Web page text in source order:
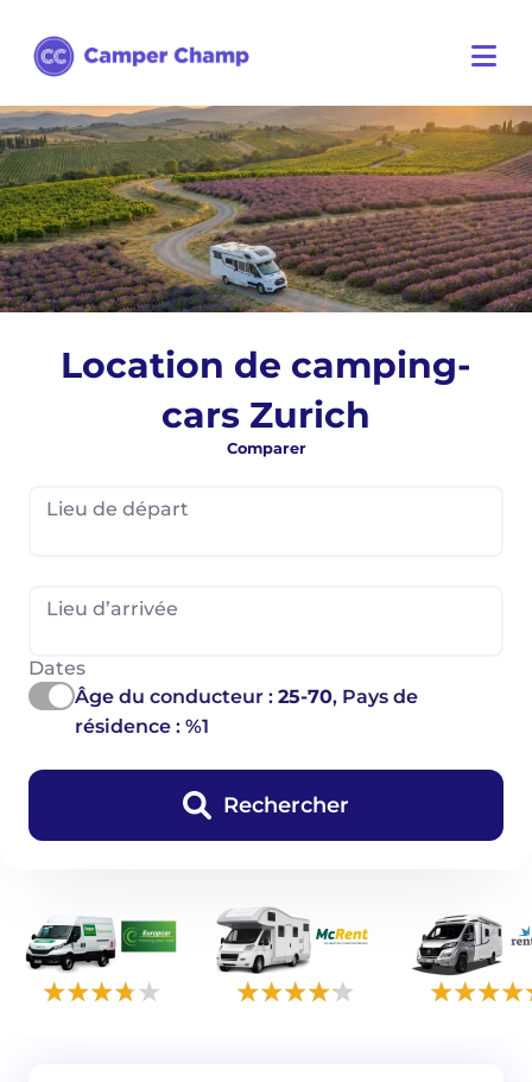
Location de camping-
cars Zurich
Comparer
Lieu de départ
Lieu d’arrivée
Dates
Âge du conducteur :25-70, Pays de
résidence : %1
Rechercher